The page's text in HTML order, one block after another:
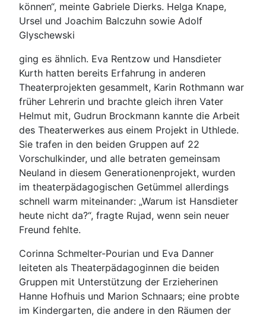
können“, meinte Gabriele Dierks. Helga Knape,
Ursel und Joachim Balczuhn sowie Adolf
Glyschewski
ging es ähnlich. Eva Rentzow und Hansdieter
Kurth hatten bereits Erfahrung in anderen
Theaterprojekten gesammelt, Karin Rothmann war
früher Lehrerin und brachte gleich ihren Vater
Helmut mit, Gudrun Brockmann kannte die Arbeit
des Theaterwerkes aus einem Projekt in Uthlede.
Sie trafen in den beiden Gruppen auf 22
Vorschulkinder, und alle betraten gemeinsam
Neuland in diesem Generationenprojekt, wurden
im theaterpädagogischen Getümmel allerdings
schnell warm miteinander: „Warum ist Hansdieter
heute nicht da?“, fragte Rujad, wenn sein neuer
Freund fehlte.
Corinna Schmelter-Pourian und Eva Danner
leiteten als Theaterpädagoginnen die beiden
Gruppen mit Unterstützung der Erzieherinen
Hanne Hofhuis und Marion Schnaars; eine probte
im Kindergarten, die andere in den Räumen der